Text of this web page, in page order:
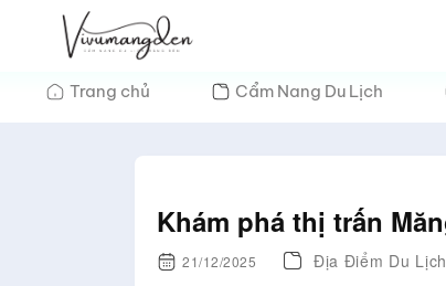
Trang chủ Cẩm Nang Du Lịch
Khám phá thị trấn
21/12/2025 Địa Điểm Du Lịch